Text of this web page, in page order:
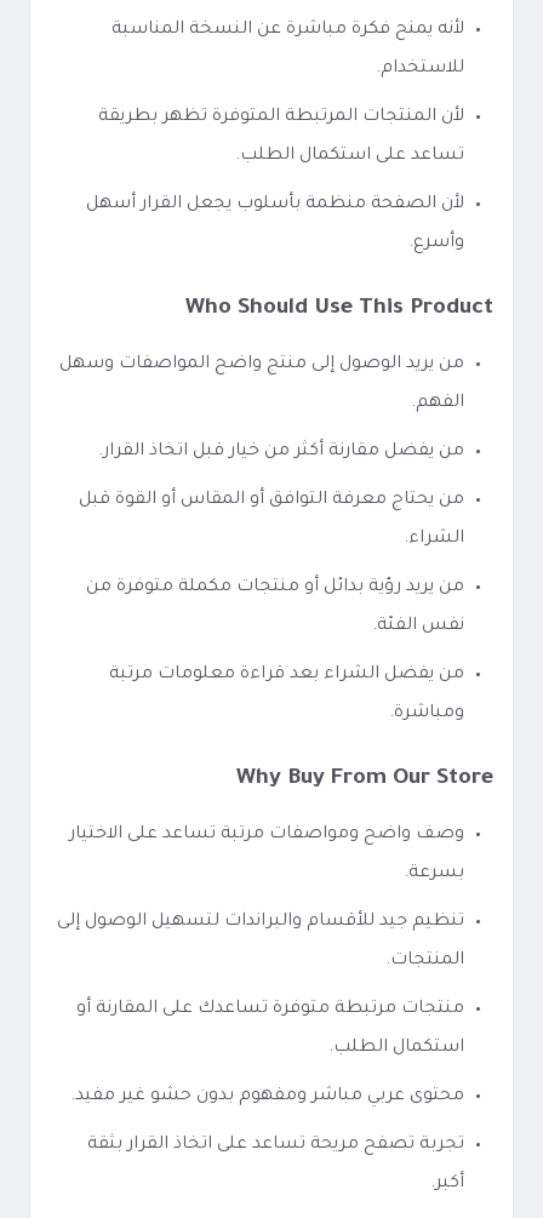
لأنه يمنح فكرة مباشرة عن النسخة المناسبة
للاستخدام.
لأن المنتجات المرتبطة المتوفرة تظهر بطريقة
تساعد على استكمال الطلب.
لأن الصفحة منظمة بأسلوب يجعل القرار أسهل
وأسرع.
Who Should Use This Product
من يريد الوصول إلى منتج واضح المواصفات وسهل
الفهم.
من يفضل مقارنة أكثر من خيار قبل اتخاذ القرار.
من يحتاج معرفة التوافق أو المقاس أو القوة قبل
الشراء.
من يريد رؤية بدائل أو منتجات مكملة متوفرة من
نفس الفئة.
من يفضل الشراء بعد قراءة معلومات مرتبة
ومباشرة.
Why Buy From Our Store
وصف واضح ومواصفات مرتبة تساعد على الاختيار
بسرعة.
تنظيم جيد للأقسام والبراندات لتسهيل الوصول إلى
المنتجات.
منتجات مرتبطة متوفرة تساعدك على المقارنة أو
استكمال الطلب.
محتوى عربي مباشر ومفهوم بدون حشو غير مفيد.
تجربة تصفح مريحة تساعد على اتخاذ القرار بثقة
أكبر.